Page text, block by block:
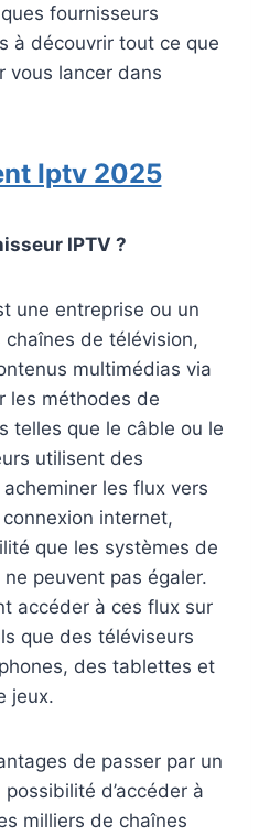
fournisseurs
à découvrir tout ce que
vous lancer dans
Iptv 2025
IPTV ?
une entreprise ou un
de télévision,
multimédias via
les méthodes de
telles que le câble ou le
utilisent des
les flux vers
internet,
que les systèmes de
peuvent pas égaler.
accéder à ces flux sur
que des téléviseurs
des tablettes et
jeux.
de passer par un
possibilité d’accéder à
milliers de chaînes